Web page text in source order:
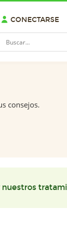
CONECTARSE
consejos.
nuestros